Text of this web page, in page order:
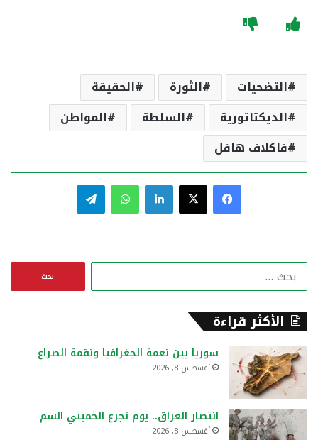
التضحيات الثورة
الحقيقة
الديكتاتورية
السلطة
المواطن
فاكلاف هافل
فيسبوك لينكدإن واتساب
ن
الأكثر قراءة
سوريا بين نعمة الجغرافيا ونقمة الصراع
أغسطس 8, 2026
انتصار العراق.. يوم تجرع الخميني السم
أغسطس 8, 2026